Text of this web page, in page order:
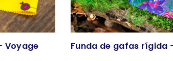
Voyage Funda de gafas rígida